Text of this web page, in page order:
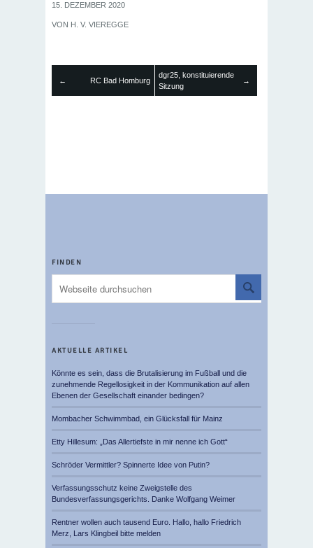
15. DEZEMBER 2020
VON H. V. VIEREGGE
← RC Bad Homburg
dgr25, konstituierende
Sitzung
→
FINDEN
AKTUELLE ARTIKEL
Könnte es sein, dass die Brutalisierung im Fußball und die
zunehmende Regellosigkeit in der Kommunikation auf allen
Ebenen der Gesellschaft einander bedingen?
Mombacher Schwimmbad, ein Glücksfall für Mainz
Etty Hillesum: „Das Allertiefste in mir nenne ich Gott“
Schröder Vermittler? Spinnerte Idee von Putin?
Verfassungsschutz keine Zweigstelle des
Bundesverfassungsgerichts. Danke Wolfgang Weimer
Rentner wollen auch tausend Euro. Hallo, hallo Friedrich
Merz, Lars Klingbeil bitte melden